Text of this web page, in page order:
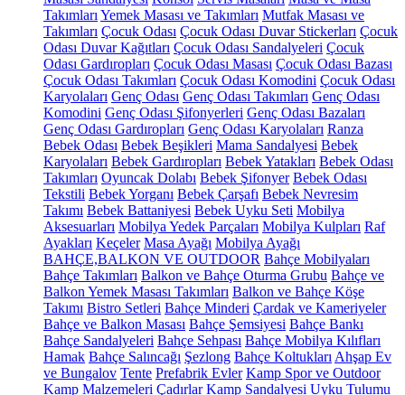
Takımları Yemek Masası ve Takımları Mutfak Masası ve
Takımları Çocuk Odası Çocuk Odası Duvar Stickerları Çocuk
Odası Duvar Kağıtları Çocuk Odası Sandalyeleri Çocuk
Odası Gardıropları Çocuk Odası Masası Çocuk Odası Bazası
Çocuk Odası Takımları Çocuk Odası Komodini Çocuk Odası
Karyolaları Genç Odası Genç Odası Takımları Genç Odası
Komodini Genç Odası Şifonyerleri Genç Odası Bazaları
Genç Odası Gardıropları Genç Odası Karyolaları Ranza
Bebek Odası Bebek Beşikleri Mama Sandalyesi Bebek
Karyolaları Bebek Gardıropları Bebek Yatakları Bebek Odası
Takımları Oyuncak Dolabı Bebek Şifonyer Bebek Odası
Tekstili Bebek Yorganı Bebek Çarşafı Bebek Nevresim
Takımı Bebek Battaniyesi Bebek Uyku Seti Mobilya
Aksesuarları Mobilya Yedek Parçaları Mobilya Kulpları Raf
Ayakları Keçeler Masa Ayağı Mobilya Ayağı
BAHÇE,BALKON VE OUTDOOR Bahçe Mobilyaları
Bahçe Takımları Balkon ve Bahçe Oturma Grubu Bahçe ve
Balkon Yemek Masası Takımları Balkon ve Bahçe Köşe
Takımı Bistro Setleri Bahçe Minderi Çardak ve Kameriyeler
Bahçe ve Balkon Masası Bahçe Şemsiyesi Bahçe Bankı
Bahçe Sandalyeleri Bahçe Sehpası Bahçe Mobilya Kılıfları
Hamak Bahçe Salıncağı Şezlong Bahçe Koltukları Ahşap Ev
ve Bungalov Tente Prefabrik Evler Kamp Spor ve Outdoor
Kamp Malzemeleri Çadırlar Kamp Sandalyesi Uyku Tulumu